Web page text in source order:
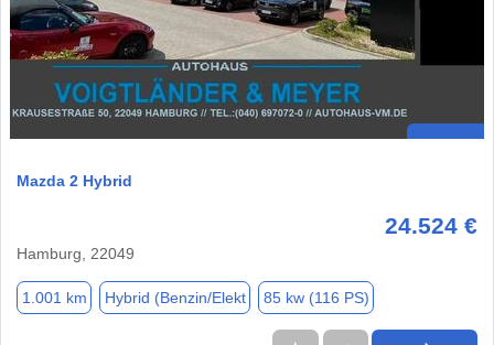
Mazda 2 Hybrid
24.524 €
Hamburg, 22049
1.001 km Hybrid (Benzin/Elekt 85 kw (116 PS)